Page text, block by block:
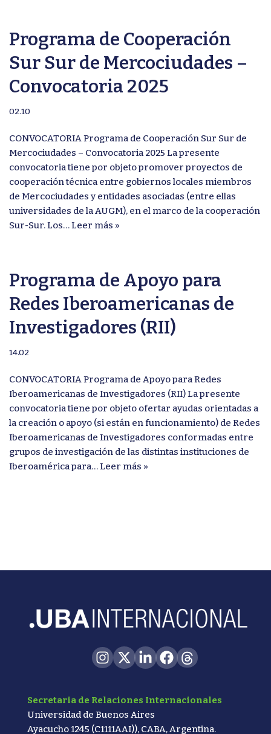
Programa de Cooperación
Sur Sur de Mercociudades –
Convocatoria 2025
02.10
CONVOCATORIA Programa de Cooperación Sur Sur de
Mercociudades – Convocatoria 2025 La presente
convocatoria tiene por objeto promover proyectos de
cooperación técnica entre gobiernos locales miembros
de Mercociudades y entidades asociadas (entre ellas
universidades de la AUGM), en el marco de la cooperación
Sur-Sur. Los…Leer más »
Programa de Apoyo para
Redes Iberoamericanas de
Investigadores (RII)
14.02
CONVOCATORIA Programa de Apoyo para Redes
Iberoamericanas de Investigadores (RII) La presente
convocatoria tiene por objeto ofertar ayudas orientadas a
la creación o apoyo (si están en funcionamiento) de Redes
Iberoamericanas de Investigadores conformadas entre
grupos de investigación de las distintas instituciones de
Iberoamérica para…Leer más »
Secretaria de Relaciones Internacionales
Universidad de Buenos Aires
Ayacucho 1245 (C1111AAI)), CABA, Argentina.